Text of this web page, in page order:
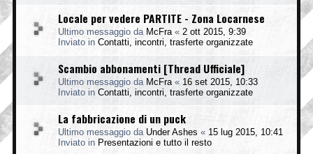
Locale per vedere PARTITE - Zona Locarnese
Ultimo messaggio da McFra « 2 ott 2015, 9:39
Inviato in Contatti, incontri, trasferte organizzate
Scambio abbonamenti [Thread Ufficiale]
Ultimo messaggio da McFra « 16 set 2015, 10:33
Inviato in Contatti, incontri, trasferte organizzate
La fabbricazione di un puck
Ultimo messaggio da Under Ashes « 15 lug 2015, 10:41
Inviato in Presentazioni e tutto il resto